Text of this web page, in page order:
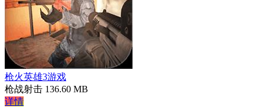
枪火英雄3游戏
枪战射击 136.60 MB
详情